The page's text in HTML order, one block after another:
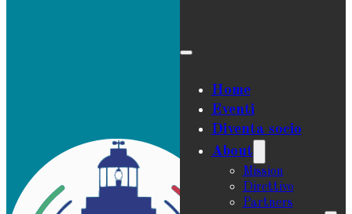
Home
Eventi
Diventa socio
About
Mission
Direttivo
Partners